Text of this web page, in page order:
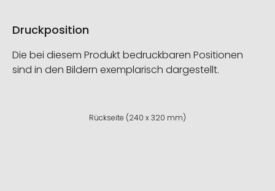
Druckposition
Die bei diesem Produkt bedruckbaren Positionen
sind in den Bildern exemplarisch dargestellt.
Rückseite (240 x 320 mm)